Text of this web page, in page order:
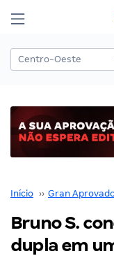
Início ›› Gran
Bruno S.
dupla em